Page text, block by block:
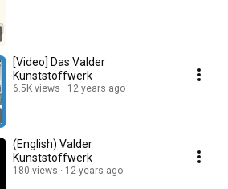
[Video] Das Valder
Kunststoffwerk
6.5K views 12 years ago
(English) Valder
Kunststoffwerk
180 views 12 years ago